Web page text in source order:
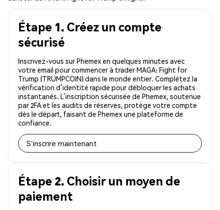
Étape 1. Créez un compte
sécurisé
Inscrivez-vous sur Phemex en quelques minutes avec
votre email pour commencer à trader MAGA: Fight for
Trump (TRUMPCOIN) dans le monde entier. Complétez la
vérification d’identité rapide pour débloquer les achats
instantanés. L’inscription sécurisée de Phemex, soutenue
par 2FA et les audits de réserves, protège votre compte
dès le départ, faisant de Phemex une plateforme de
confiance.
S'inscrire maintenant
Étape 2. Choisir un moyen de
paiement